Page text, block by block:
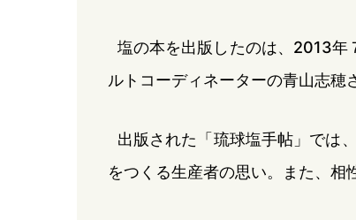
塩の本を出版したのは、2013年
ルトコーディネーターの青山志穂
出版された「琉球塩手帖」では
をつくる生産者の思い。また、相